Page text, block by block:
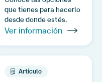
que tienes para hacerlo
desde donde estés.
Ver información
Artículo